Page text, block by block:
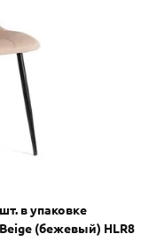
в упаковке
(бежевый) HLR8